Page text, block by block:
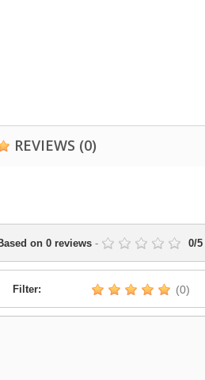
REVIEWS (0)
on 0 reviews - 0/5
Filter: (0)